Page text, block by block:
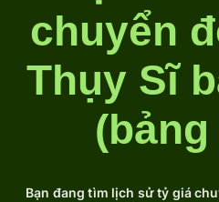
chuyển
Thụy Sĩ
Bạn đang tìm lịch sử tỷ giá